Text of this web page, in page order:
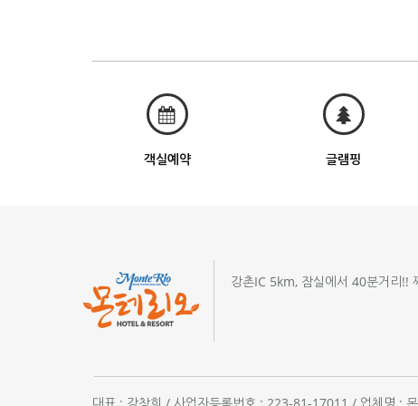
객실예약 글램핑
강촌IC 5km, 잠실에서 40분거리!!